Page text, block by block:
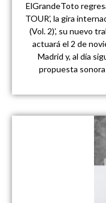
ElGrandeToto
TOUR’, la gira
(Vol. 2)’, su nuevo
actuará el 2 de
Madrid y, al día
propuesta sonora